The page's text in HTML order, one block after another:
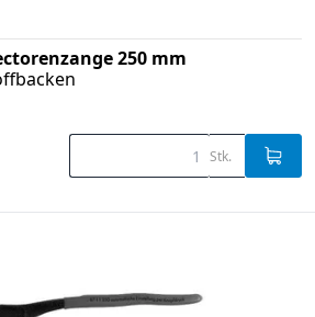
250 mm
Stk.